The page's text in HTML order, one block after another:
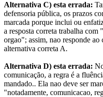
Alternativa C) esta errada:
defensoria pública, os prazos
marcada porque inclui ou
a resposta correta trabalha com
orgao"; assim, nao responde
alternativa correta A.
Alternativa D) esta errada:
comunicação, a regra é a
mandado.. Ela nao deve ser
"notadamente, comunicacao,